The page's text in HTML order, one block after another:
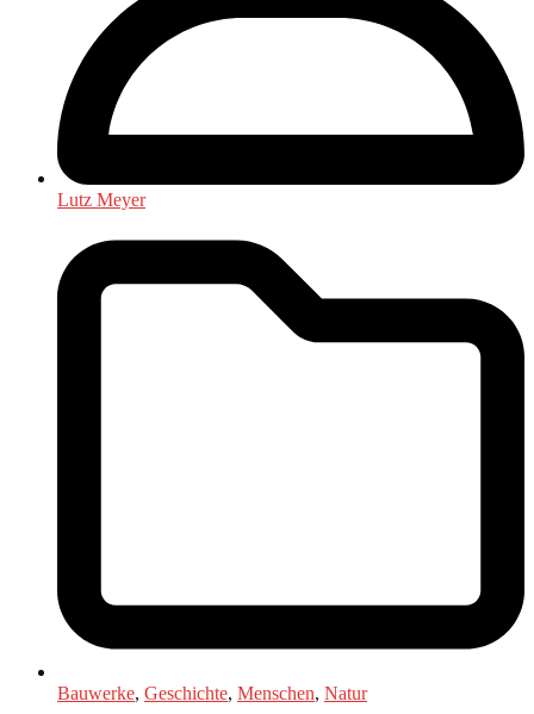
Lutz Meyer
Bauwerke, Geschichte, Menschen, Natur